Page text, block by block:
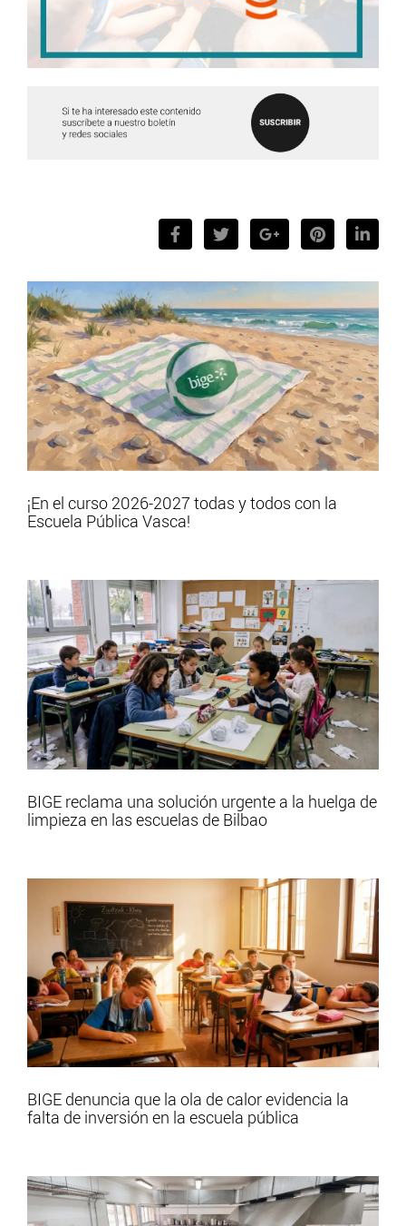
¡En el curso 2026-2027 todas y todos con la
Escuela Pública Vasca!
BIGE reclama una solución urgente a la huelga de
limpieza en las escuelas de Bilbao
BIGE denuncia que la ola de calor evidencia la
falta de inversión en la escuela pública